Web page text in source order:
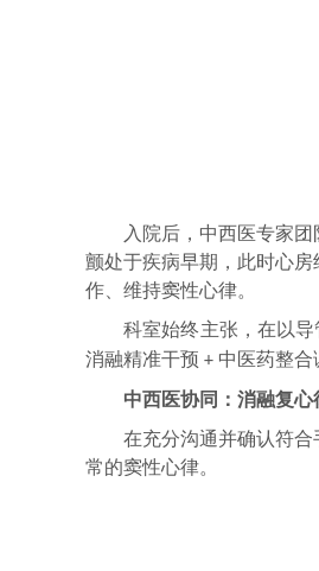
入院后，中西医专家
颤处于疾病早期，此时心
作、维持窦性心律。
科室始终主张，在以
消融精准干预 + 中医药整合
中西医协同：消融复心
在充分沟通并确认符
常的窦性心律。